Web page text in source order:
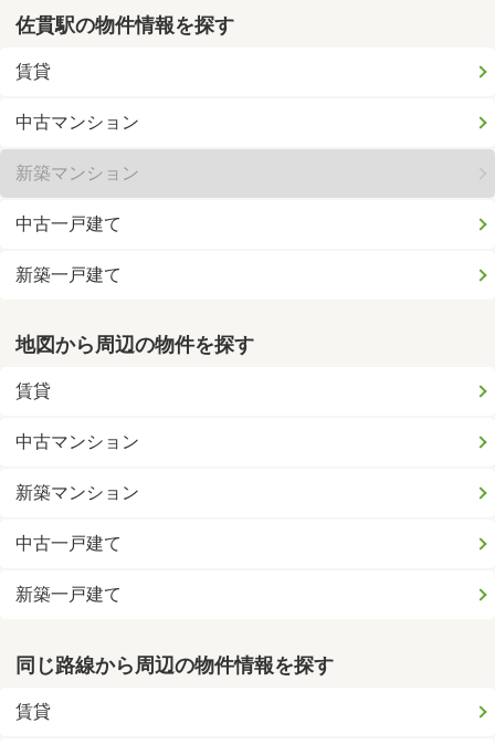
佐貫駅の物件情報を探す
賃貸
中古マンション
新築マンション
中古一戸建て
新築一戸建て
地図から周辺の物件を探す
賃貸
中古マンション
新築マンション
中古一戸建て
新築一戸建て
同じ路線から周辺の物件情報を探す
賃貸